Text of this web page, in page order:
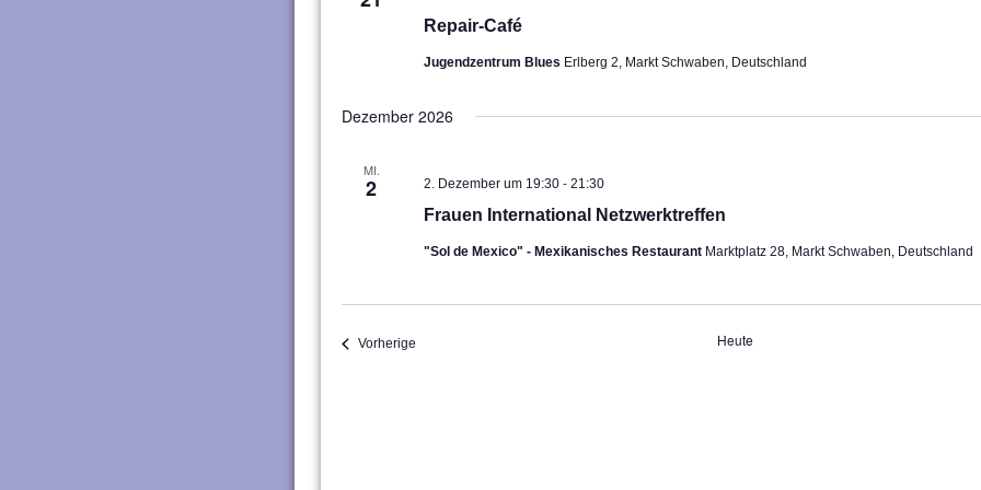
Repair-Café
Jugendzentrum Blues Erlberg 2, Markt Schwaben, Deutschland
Dezember 2026
MI.
2
Frauen International Netzwerktreffen
2. Dezember um 19:30 -21:30
"Sol de Mexico" - Mexikanisches Restaurant Marktplatz 28, Markt Schwaben, Deutschland
Vorherige Heute